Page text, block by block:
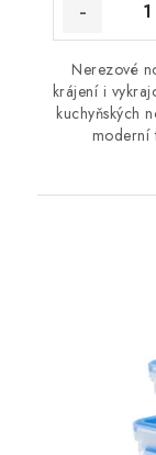
Nerezové
krájení i
kuchyňských
moderní